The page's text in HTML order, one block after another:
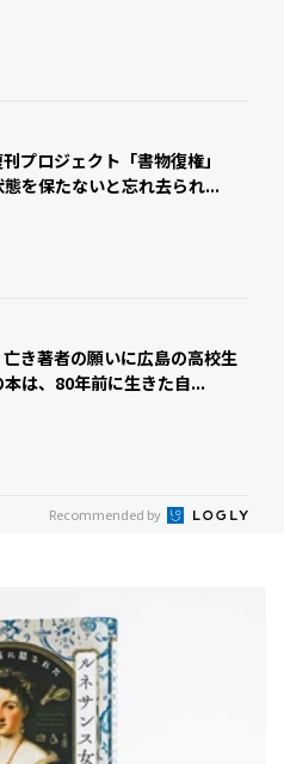
プロジェクト「書物復権」
を保たないと忘れ去られ...
亡き著者の願いに広島の高校生
は、80年前に生きた自...
Recommended by